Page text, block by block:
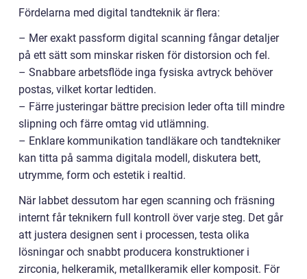
Fördelarna med digital tandteknik är flera:
– Mer exakt passform digital scanning fångar detaljer
på ett sätt som minskar risken för distorsion och fel.
– Snabbare arbetsflöde inga fysiska avtryck behöver
postas, vilket kortar ledtiden.
– Färre justeringar bättre precision leder ofta till mindre
slipning och färre omtag vid utlämning.
– Enklare kommunikation tandläkare och tandtekniker
kan titta på samma digitala modell, diskutera bett,
utrymme, form och estetik i realtid.
När labbet dessutom har egen scanning och fräsning
internt får teknikern full kontroll över varje steg. Det går
att justera designen sent i processen, testa olika
lösningar och snabbt producera konstruktioner i
zirconia, helkeramik, metallkeramik eller komposit. För